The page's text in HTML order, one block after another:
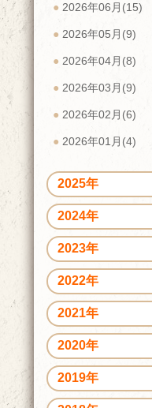
2026年06月(15)
2026年05月(9)
2026年04月(8)
2026年03月(9)
2026年02月(6)
2026年01月(4)
2025年
2024年
2023年
2022年
2021年
2020年
2019年